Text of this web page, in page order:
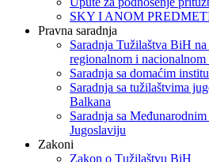
SKY I ANOM
Pravna saradnja
Saradnja Tužilaštva BiH
regionalnom i nacionalnom
Saradnja sa domaćim
Saradnja sa tužilaštvima
Balkana
Saradnja sa
Jugoslaviju
Zakoni
Zakon o Тužilaštvu BiH